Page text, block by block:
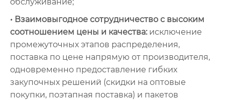
• Взаимовыгодное сотрудничество с высоким
соотношением цены и качества:исключение
промежуточных этапов распределения,
поставка по цене напрямую от производителя,
одновременно предоставление гибких
закупочных решений (скидки на оптовые
покупки, поэтапная поставка) и пакетов